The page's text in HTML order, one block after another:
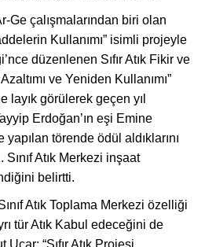
Ge çalışmalarından biri olan
Kullanımı” isimli projeyle
düzenlenen Sıfır Atık Fikir ve
ve Yeniden Kullanımı”
layık görülerek geçen yıl
Erdoğan’ın eşi Emine
yapılan törende ödül aldıklarını
Atık Merkezi inşaat
belirtti.
Atık Toplama Merkezi özelliği
tür Atık Kabul edeceğini de
“Sıfır Atık Projesi